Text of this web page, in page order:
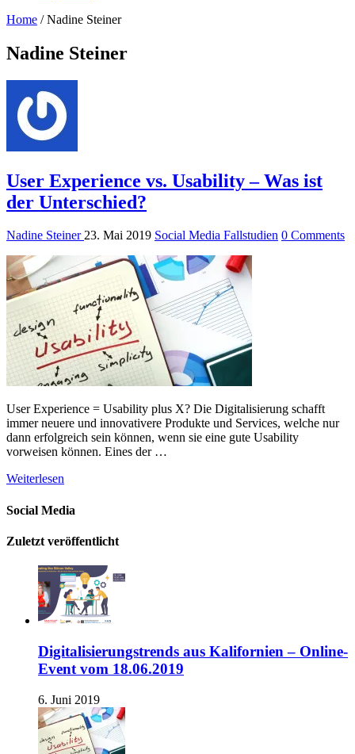
Home / Nadine Steiner
Nadine Steiner
User Experience vs. Usability – Was ist
der Unterschied?
Nadine Steiner23. Mai 2019 Social Media Fallstudien 0 Comments
User Experience = Usability plus X? Die Digitalisierung schafft
immer neuere und innovativere Produkte und Services, welche nur
dann erfolgreich sein können, wenn sie eine gute Usability
vorweisen können. Eines der …
Weiterlesen
Social Media
Zuletzt veröffentlicht
Digitalisierungstrends aus Kalifornien – Online-
Event vom 18.06.2019
6. Juni 2019